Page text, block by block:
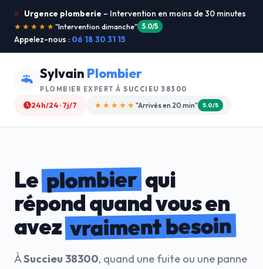
Urgence plomberie – Intervention en moins de 30 minutes
★★★★★"Je recommande !" 4.9/5
Appelez-nous : 06 18 30 31 15
Sylvain Plombier
PLOMBIER EXPERT À SUCCIEU 38300
24h/24 · 7j/7 ★★★★☆ "Devis gratuit" 4.8/5
Leplombierqui
répond quand vous en
avezvraiment besoin
ÀSuccieu 38300, quand une fuite ou une panne